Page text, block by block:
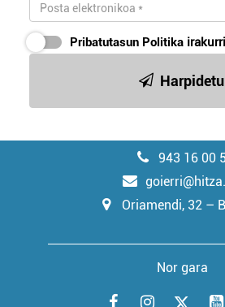
Pribatutasun Politika
Harpidetu
943 16 00
Oriamendi, 32 –
Nor gara